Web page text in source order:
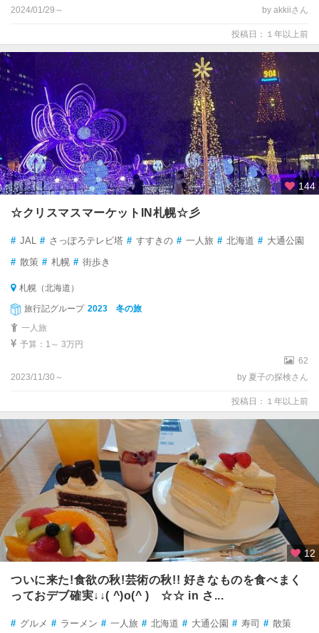
2024/01/29～
by akkiiさん
投稿日：１年以上前
144
☆クリスマスマーケットIN札幌☆彡
# JAL # さっぽろテレビ塔 # すすきの # 一人旅 # 北海道 # 大通公園
# 散策 # 札幌 # 街歩き
札幌（北海道）
旅行記グループ 2023 冬の旅
一人旅
予算：1～ 3万円
62
2023/11/30～
by 夏子の探検さん
投稿日：１年以上前
12
ついに来た!食欲の秋!芸術の秋!! 好きなものを食べまく
っておデブ確実↓↓( ^)o(^ ) ☆☆ in さ...
# グルメ # ラーメン # 一人旅 # 北海道 # 大通公園 # 寿司 # 散策